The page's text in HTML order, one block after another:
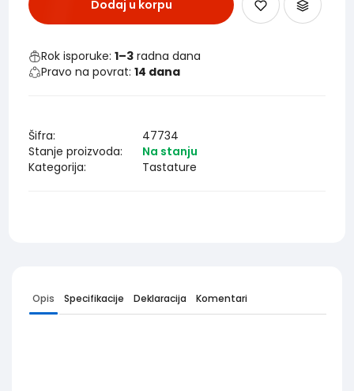
Dodaj u korpu
Rok isporuke:1–3 radna dana
Pravo na povrat:14 dana
Šifra:
47734
Stanje proizvoda:
Na stanju
Kategorija:
Tastature
Opis Specifikacije Deklaracija Komentari